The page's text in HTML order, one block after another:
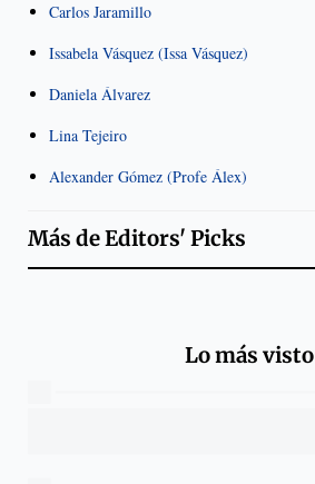
Carlos Jaramillo
Issabela Vásquez (Issa Vásquez)
Daniela Álvarez
Lina Tejeiro
Alexander Gómez (Profe Álex)
Más deEditors' Picks
Lo más visto